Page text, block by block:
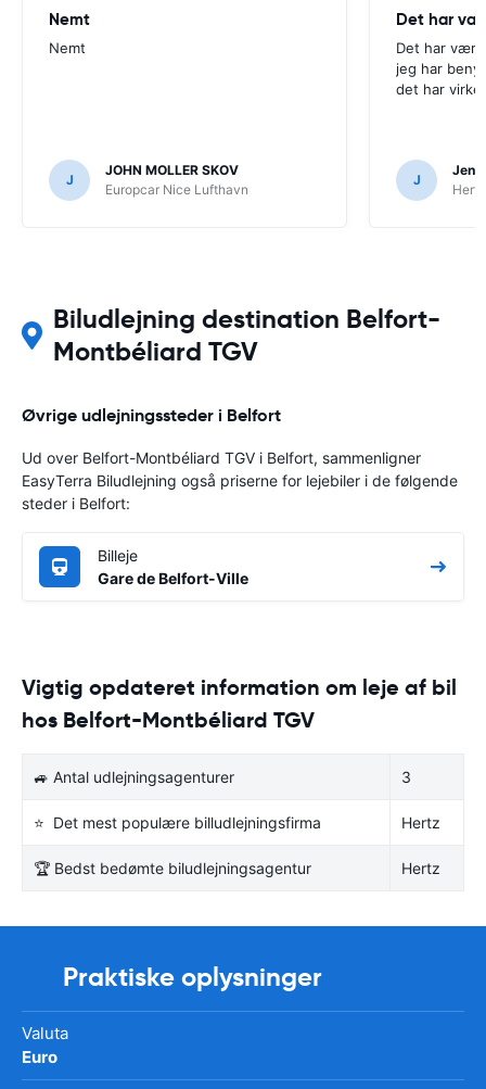
Nemt
Nemt
J
JOHN MOLLER SKOV
Europcar Nice Lufthavn
Det har
Det har
jeg har
det har
J
Jens
Biludlejning destination Belfort-
Montbéliard TGV
Øvrige udlejningssteder i Belfort
Ud over Belfort-Montbéliard TGV i Belfort, sammenligner
EasyTerra Biludlejning også priserne for lejebiler i de følgende
steder i Belfort:
Billeje
Gare de Belfort-Ville
Vigtig opdateret information om leje af bil
hos Belfort-Montbéliard TGV
🚙 Antal udlejningsagenturer 3
⭐ Det mest populære billudlejningsfirma Hertz
🏆 Bedst bedømte biludlejningsagentur Hertz
Praktiske oplysninger
Valuta
Euro